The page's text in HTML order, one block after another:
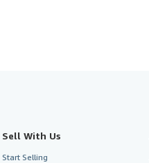
Sell With Us
Start Selling